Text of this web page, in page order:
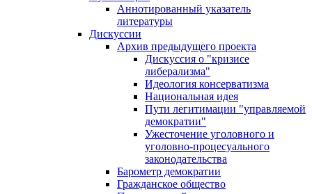
Аннотированный указатель
литературы
Дискуссии
Архив предыдущего проекта
Дискуссия о "кризисе
либерализма"
Идеология консерватизма
Национальная идея
Пути легитимации "управляемой
демократии"
Ужесточение уголовного и
уголовно-процесуального
законодательства
Барометр демократии
Гражданское общество